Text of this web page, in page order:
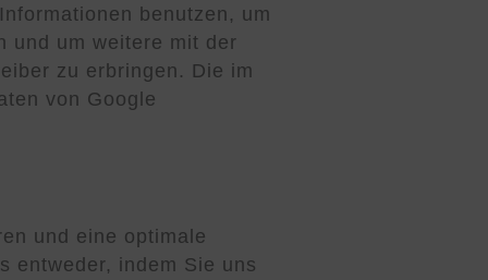
benutzen, um
und um weitere mit der
zu erbringen. Die im
von Google
und eine optimale
entweder, indem Sie uns